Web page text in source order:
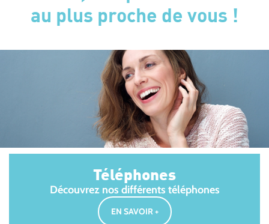
au plus proche de vous !
Téléphones
Découvrez nos différents téléphones
EN SAVOIR +